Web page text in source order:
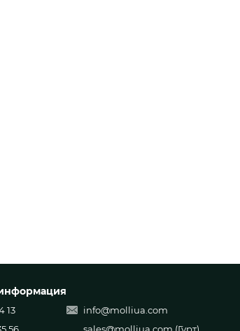
13
info@molliua.com